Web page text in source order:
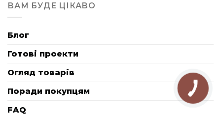
ВАМ БУДЕ ЦІКАВО
Блог
Готові проекти
Огляд товарів
Поради покупцям
FAQ